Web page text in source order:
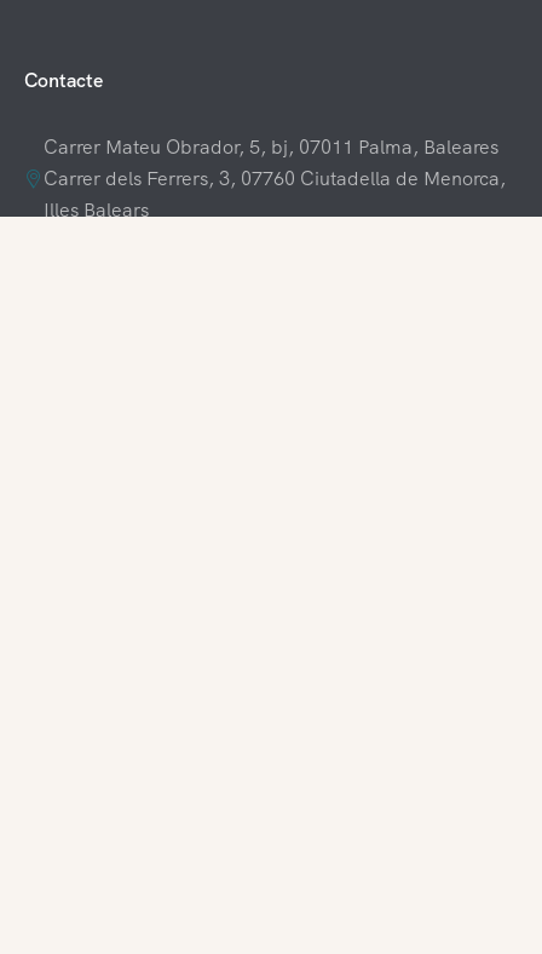
Contacte
Carrer Mateu Obrador, 5, bj, 07011 Palma, Baleares
Carrer dels Ferrers, 3, 07760 Ciutadella de Menorca,
Illes Balears